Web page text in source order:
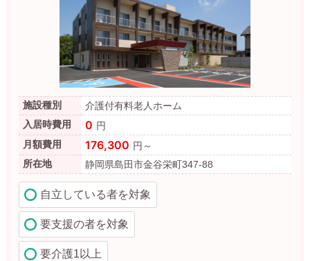
施設種別
介護付有料老人ホーム
入居時費用
0 円
月額費用
176,300 円～
所在地
静岡県島田市金谷栄町347-88
自立している者を対象
要支援の者を対象
要介護1以上